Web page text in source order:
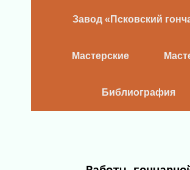
Завод «Псковский
Мастерские
Библиография